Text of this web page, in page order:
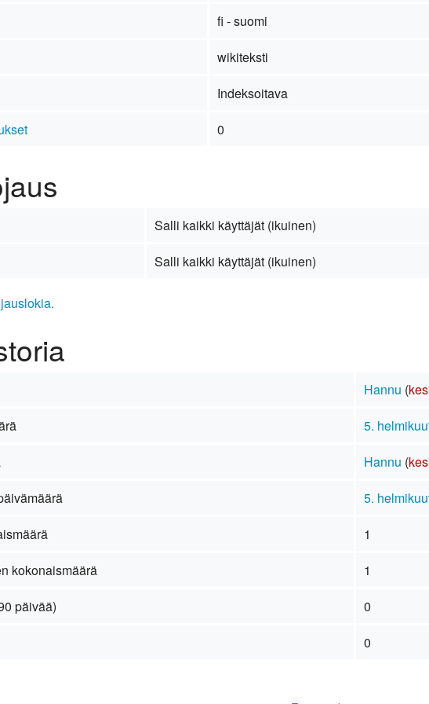
fi - suomi
wikiteksti
Indeksoitava
0
Salli kaikki käyttäjät (ikuinen)
Salli kaikki käyttäjät (ikuinen)
Hannu (
5.
Hannu (
5.
1
kokonaismäärä
1
päivää)
0
0